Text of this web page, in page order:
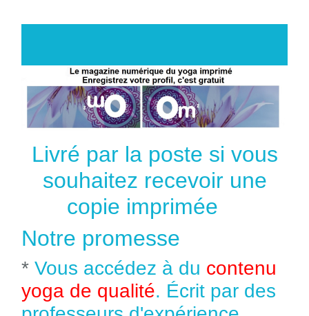
Livré par la poste si vous
souhaitez recevoir une
copie imprimée
Notre promesse
* Vous accédez à du contenu
yoga de qualité. Écrit par des